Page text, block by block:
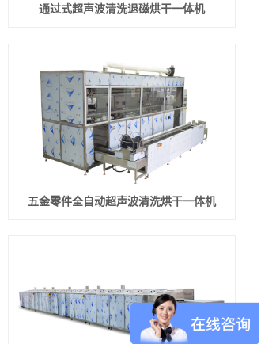
通过式超声波清洗退磁烘干一体机
五金零件全自动超声波清洗烘干一体机